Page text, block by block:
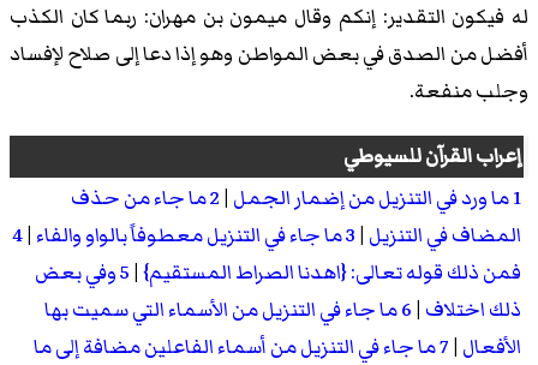
له فيكون التقدير: إنكم وقال ميمون بن مهران: ربما كان الكذب
أفضل من الصدق في بعض المواطن وهو إذا دعا إلى صلاح لإفساد
وجلب منفعة.
إعراب القرآنللسيوطي
1 ما ورد في التنزيل من إضمار الجمل
| 2 ما جاء من حذف
المضاف في التنزيل |3 ما جاء في التنزيل معطوفاً بالواو والفاء |
4
فمن ذلك قوله تعالى: {اهدنا الصراط المستقيم}|
5 وفي بعض
ذلك اختلاف |
6 ما جاء في التنزيل من الأسماء التي سميت بها
الأفعال | 7 ما جاء في التنزيل من أسماء الفاعلين مضافة إلى ما